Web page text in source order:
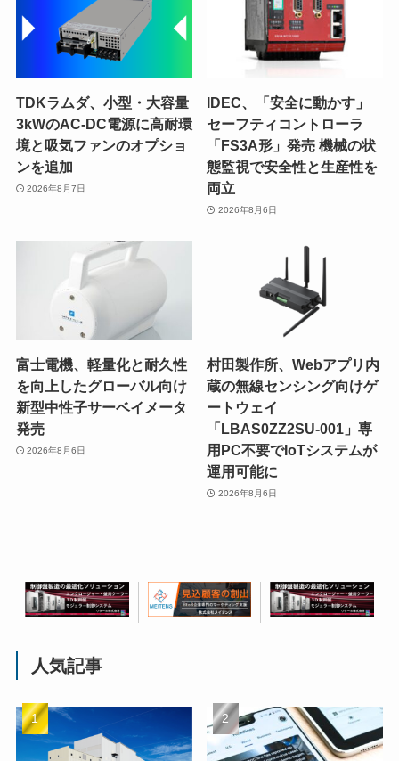
TDKラムダ、小型・大容量
3kWのAC-DC電源に高耐環
境と吸気ファンのオプショ
ンを追加
2026年8月7日
IDEC、「安全に動かす」
セーフティコントローラ
「FS3A形」発売 機械の状
態監視で安全性と生産性を
両立
2026年8月6日
富士電機、軽量化と耐久性
を向上したグローバル向け
新型中性子サーベイメータ
発売
2026年8月6日
村田製作所、Webアプリ内
蔵の無線センシング向けゲ
ートウェイ
「LBAS0ZZ2SU-001」専
用PC不要でIoTシステムが
運用可能に
2026年8月6日
人気記事